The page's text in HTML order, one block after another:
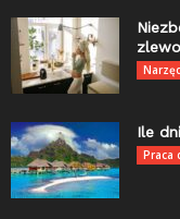
Ile
Praca